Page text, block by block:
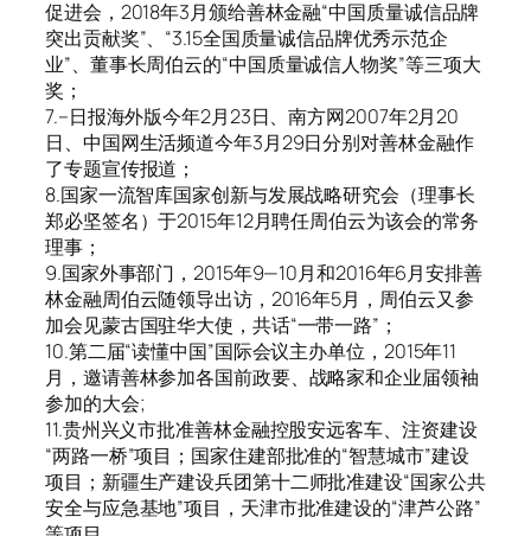
促进会，2018年3月颁给善林金融“中国质量诚信品牌
突出贡献奖”、“3.15全国质量诚信品牌优秀示范企
业”、董事长周伯云的“中国质量诚信人物奖”等三项大
奖；
7.–日报海外版今年2月23日、南方网2007年2月20
日、中国网生活频道今年3月29日分别对善林金融作
了专题宣传报道；
8.国家一流智库国家创新与发展战略研究会（理事长
郑必坚签名）于2015年12月聘任周伯云为该会的常务
理事；
9.国家外事部门，2015年9—10月和2016年6月安排善
林金融周伯云随领导出访，2016年5月，周伯云又参
加会见蒙古国驻华大使，共话“一带一路”；
10.第二届“读懂中国”国际会议主办单位，2015年11
月，邀请善林参加各国前政要、战略家和企业届领袖
参加的大会;
11.贵州兴义市批准善林金融控股安远客车、注资建设
“两路一桥”项目；国家住建部批准的“智慧城市”建设
项目；新疆生产建设兵团第十二师批准建设“国家公共
安全与应急基地”项目，天津市批准建设的“津芦公路”